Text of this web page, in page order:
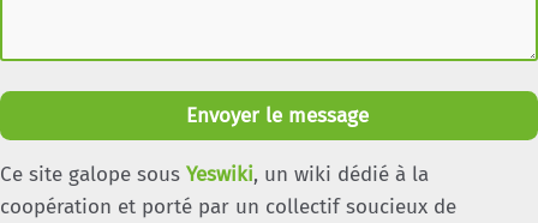
Envoyer le message
Ce site galope sous Yeswiki, un wiki dédié à la
coopération et porté par un collectif soucieux de